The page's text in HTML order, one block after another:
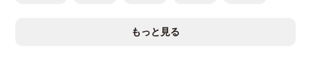
もっと見る